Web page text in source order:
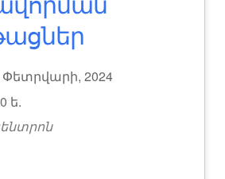
2024
ե.